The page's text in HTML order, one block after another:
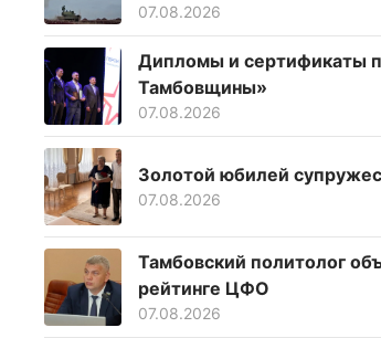
07.08.2026
Дипломы и сертификаты
Тамбовщины»
07.08.2026
Золотой юбилей
07.08.2026
Тамбовский политолог
рейтинге ЦФО
07.08.2026